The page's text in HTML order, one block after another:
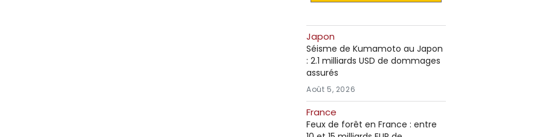
Japon
Séisme de Kumamoto au Japon
: 2.1 milliards USD de dommages
assurés
Août 5, 2026
France
Feux de forêt en France : entre